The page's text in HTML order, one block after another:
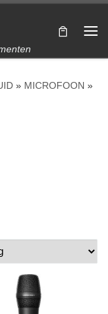
» MICROFOON »